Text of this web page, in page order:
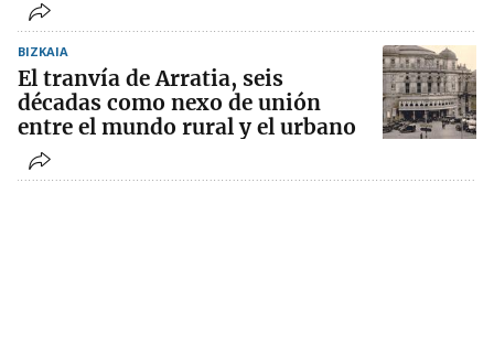
BIZKAIA
El tranvía de Arratia, seis
décadas como nexo de unión
entre el mundo rural y el urbano